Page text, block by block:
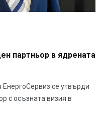
партньор в ядрената
ЕнергоСервиз се утвърди
с осъзната визия в